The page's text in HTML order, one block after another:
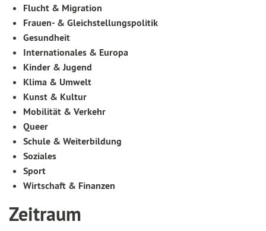
Flucht & Migration
Frauen- & Gleichstellungspolitik
Gesundheit
Internationales & Europa
Kinder & Jugend
Klima & Umwelt
Kunst & Kultur
Mobilität & Verkehr
Queer
Schule & Weiterbildung
Soziales
Sport
Wirtschaft & Finanzen
Zeitraum